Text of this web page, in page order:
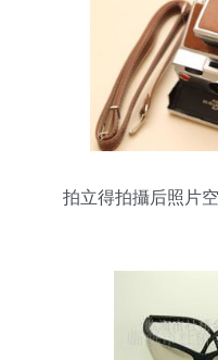
拍立得拍攝后照片